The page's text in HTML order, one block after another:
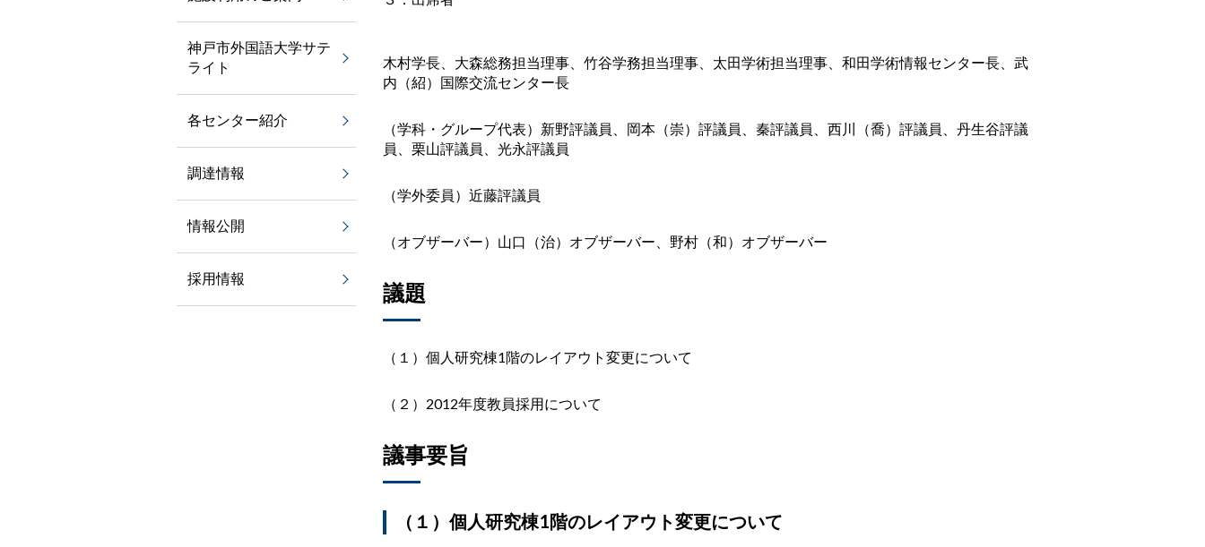
木村学長、大森総務担当理事、竹谷学務担当理事、太田学術担当理事、和田学術情報センター長、武
内（紹）国際交流センター長
（学科・グループ代表）新野評議員、岡本（崇）評議員、秦評議員、西川（喬）評議員、丹生谷評議
員、栗山評議員、光永評議員
（学外委員）近藤評議員
（オブザーバー）山口（治）オブザーバー、野村（和）オブザーバー
議題
（１）個人研究棟1階のレイアウト変更について
（２）2012年度教員採用について
議事要旨
（１）個人研究棟1階のレイアウト変更について
神戸市外国語大学サテ
ライト
各センター紹介
調達情報
情報公開
採用情報